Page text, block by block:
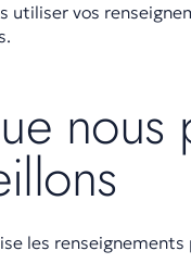
utiliser vos
nous
les